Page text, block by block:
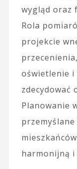
wygląd oraz
Rola
projekcie
oświetlenie i
zdecydować
Planowanie
harmonijną